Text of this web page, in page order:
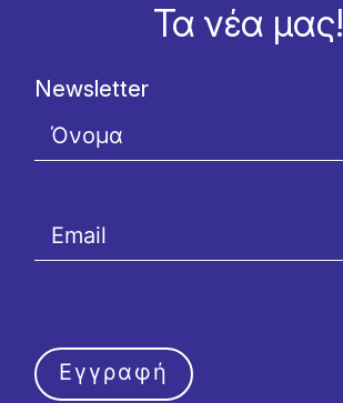
Τα νέα μας!
Newsletter
Εγγραφή